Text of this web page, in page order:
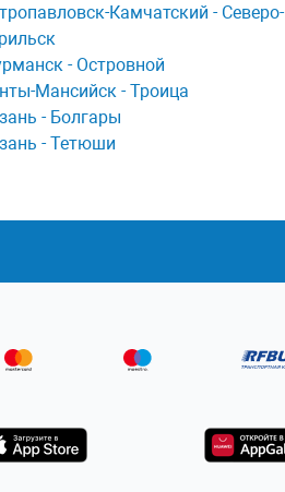
Кaмчaтский - Северо-
- Островной
Мансийск - Троица
- Болгары
- Тетюши